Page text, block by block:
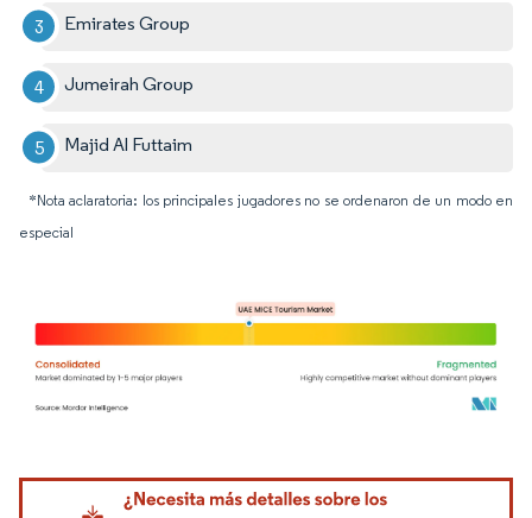
Emirates Group
Jumeirah Group
Majid Al Futtaim
*Nota aclaratoria: los principales jugadores no se ordenaron de un modo en
especial
Imagen © Mordor Intelligence. El uso requiere atribución según CC BY 4.0.